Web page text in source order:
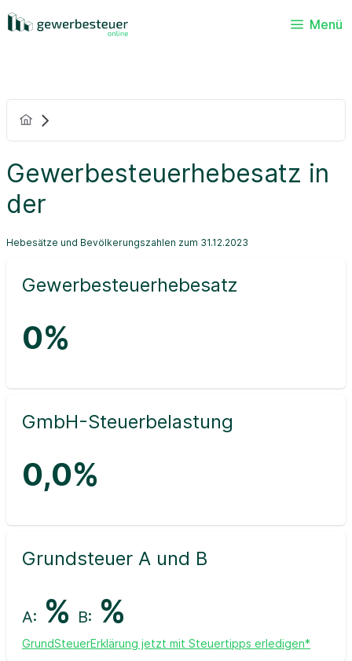
Menü
Gewerbesteuerhebesatz in
der
Hebesätze und Bevölkerungszahlen zum 31.12.2023
Gewerbesteuerhebesatz
0%
GmbH-Steuerbelastung
0,0%
Grundsteuer A und B
A: % B: %
GrundSteuerErklärung jetzt mit Steuertipps erledigen*